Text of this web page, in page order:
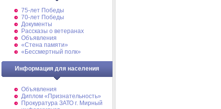
75-лет Победы
70-лет Победы
Документы
Рассказы о ветеранах
Объявления
«Стена памяти»
«Бессмертный полк»
Информация для населения
Объявления
Диплом «Признательность»
Прокуратура ЗАТО г. Мирный